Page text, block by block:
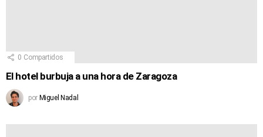
0 Compartidos
El hotel burbuja a una hora de Zaragoza
por Miguel Nadal